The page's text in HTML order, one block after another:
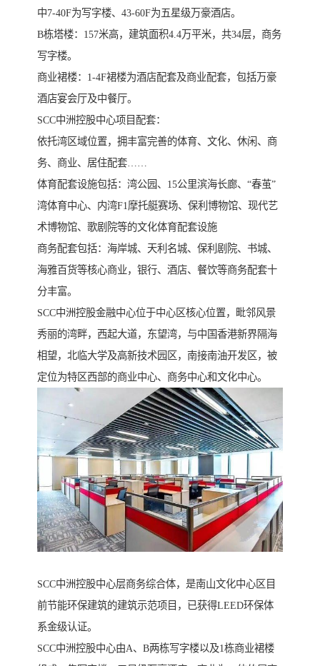
中7-40F为写字楼、43-60F为五星级万豪酒店。
B栋塔楼：157米高，建筑面积4.4万平米，共34层，商务
写字楼。
商业裙楼：1-4F裙楼为酒店配套及商业配套，包括万豪
酒店宴会厅及中餐厅。
SCC中洲控股中心项目配套：
依托湾区域位置，拥丰富完善的体育、文化、休闲、商
务、商业、居住配套……
体育配套设施包括：湾公园、15公里滨海长廊、“春茧”
湾体育中心、内湾F1摩托艇赛场、保利博物馆、现代艺
术博物馆、歌剧院等的文化体育配套设施
商务配套包括：海岸城、天利名城、保利剧院、书城、
海雅百货等核心商业，银行、酒店、餐饮等商务配套十
分丰富。
SCC中洲控股金融中心位于中心区核心位置，毗邻风景
秀丽的湾畔，西起大道，东望湾，与中国香港新界隔海
相望，北临大学及高新技术园区，南接南油开发区，被
定位为特区西部的商业中心、商务中心和文化中心。
SCC中洲控股中心层商务综合体，是南山文化中心区目
前节能环保建筑的建筑示范项目，已获得LEED环保体
系金级认证。
SCC中洲控股中心由A、B两栋写字楼以及1栋商业裙楼